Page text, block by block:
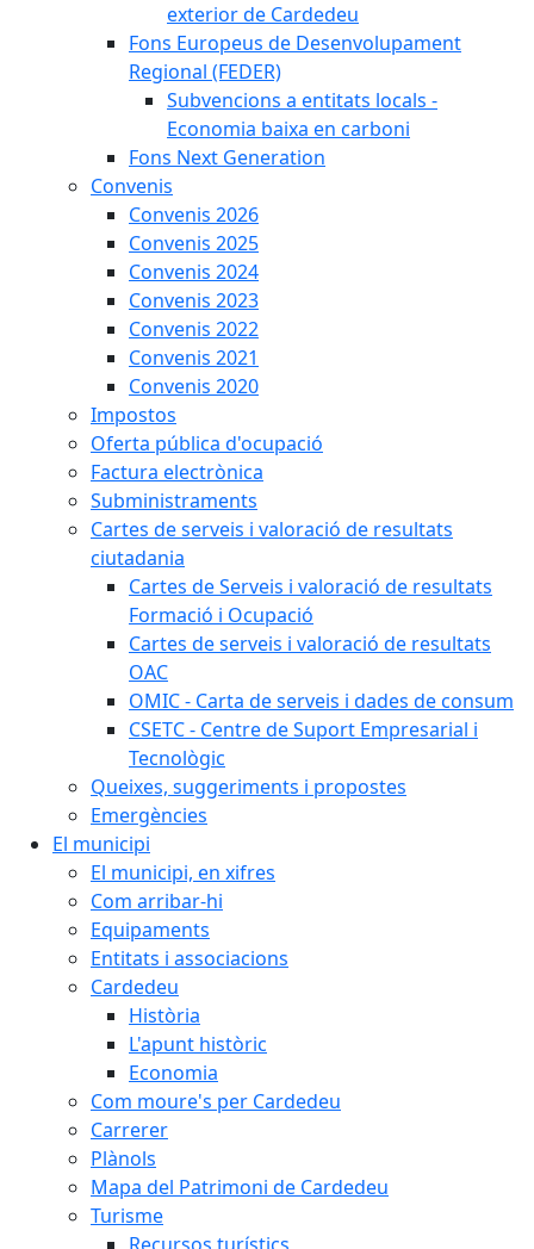
exterior de Cardedeu
Fons Europeus de Desenvolupament
Regional (FEDER)
Subvencions a entitats locals -
Economia baixa en carboni
Fons Next Generation
Convenis
Convenis 2026
Convenis 2025
Convenis 2024
Convenis 2023
Convenis 2022
Convenis 2021
Convenis 2020
Impostos
Oferta pública d'ocupació
Factura electrònica
Subministraments
Cartes de serveis i valoració de resultats
ciutadania
Cartes de Serveis i valoració de resultats
Formació i Ocupació
Cartes de serveis i valoració de resultats
OAC
OMIC - Carta de serveis i dades de consum
CSETC - Centre de Suport Empresarial i
Tecnològic
Queixes, suggeriments i propostes
Emergències
El municipi
El municipi, en xifres
Com arribar-hi
Equipaments
Entitats i associacions
Cardedeu
Història
L'apunt històric
Economia
Com moure's per Cardedeu
Carrerer
Plànols
Mapa del Patrimoni de Cardedeu
Turisme